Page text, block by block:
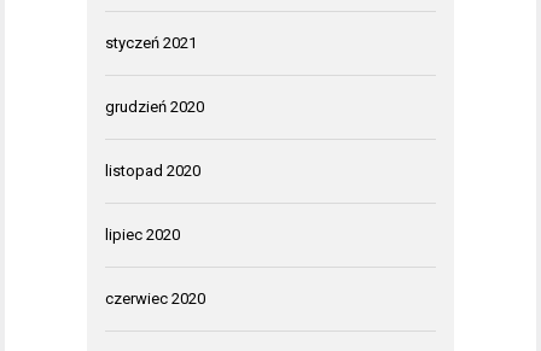
styczeń 2021
grudzień 2020
listopad 2020
lipiec 2020
czerwiec 2020